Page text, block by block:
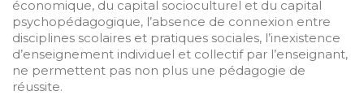
économique, du capital socioculturel et du capital
psychopédagogique, l’absence de connexion entre
disciplines scolaires et pratiques sociales, l’inexistence
d’enseignement individuel et collectif par l’enseignant,
ne permettent pas non plus une pédagogie de
réussite.